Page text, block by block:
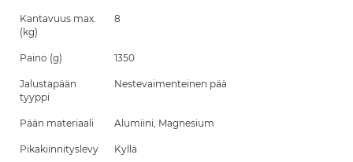
Kantavuus max.
(kg)
8
Paino (g) 1350
Jalustapään
tyyppi
Nestevaimenteinen pää
Pään materiaali Alumiini, Magnesium
Pikakiinnityslevy
Kyllä